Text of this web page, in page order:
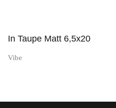
In Taupe Matt 6,5x20
Vibe